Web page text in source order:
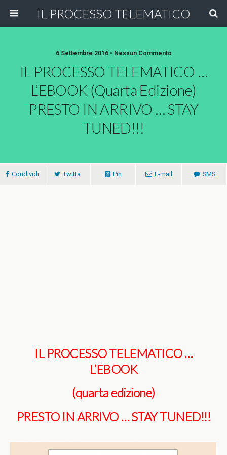
IL PROCESSO TELEMATICO
6 Settembre 2016 • Nessun Commento
IL PROCESSO TELEMATICO …
L’EBOOK (quarta Edizione)
PRESTO IN ARRIVO … STAY
TUNED!!!
Condividi Twitta Pin E-mail SMS
IL PROCESSO TELEMATICO …
L’EBOOK
(quarta edizione)
PRESTO IN ARRIVO … STAY TUNED!!!